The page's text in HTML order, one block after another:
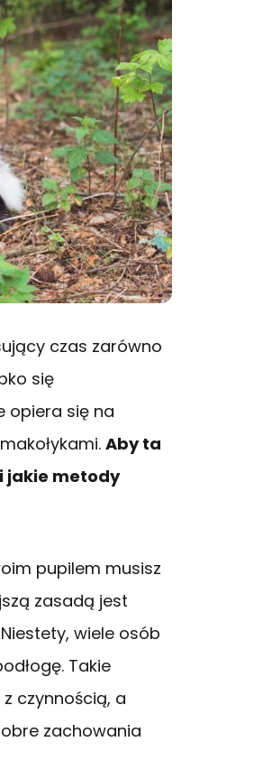
czas zarówno
się
opiera się na
Aby ta
jakie metody
pupilem musisz
zasadą jest
wiele osób
Takie
czynnością, a
zachowania